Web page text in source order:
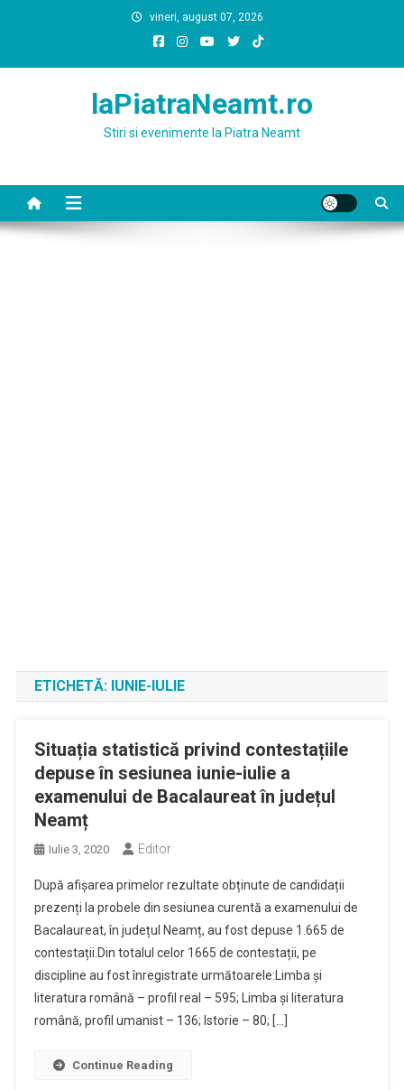
vineri, august 07, 2026
laPiatraNeamt.ro
Stiri si evenimente la Piatra Neamt
ETICHETĂ: IUNIE-IULIE
Situația statistică privind contestațiile
depuse în sesiunea iunie-iulie a
examenului de Bacalaureat în județul
Neamț
Iulie 3, 2020 Editor
După afișarea primelor rezultate obținute de candidații
prezenți la probele din sesiunea curentă a examenului de
Bacalaureat, în județul Neamț, au fost depuse 1.665 de
contestații.Din totalul celor 1665 de contestații, pe
discipline au fost înregistrate următoarele:Limba și
literatura română – profil real – 595; Limba și literatura
română, profil umanist – 136; Istorie – 80; […]
Continue Reading